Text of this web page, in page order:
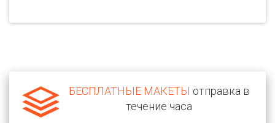
БЕСПЛАТНЫЕ МАКЕТЫ отправка в
течение часа